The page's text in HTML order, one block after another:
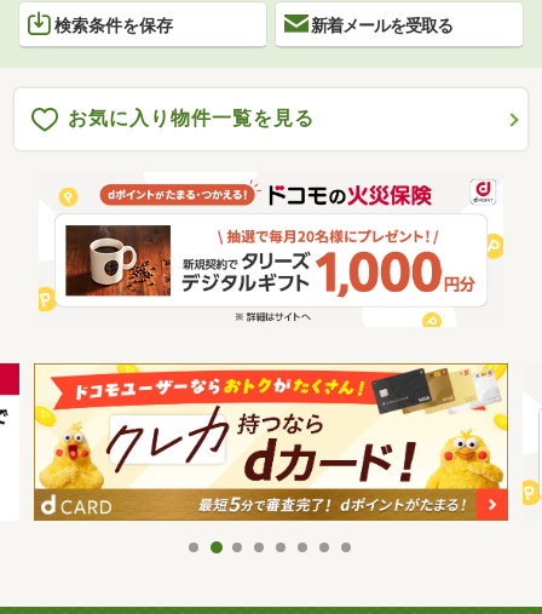
検索条件を保存 新着メールを受取る
お気に入り物件一覧を見る